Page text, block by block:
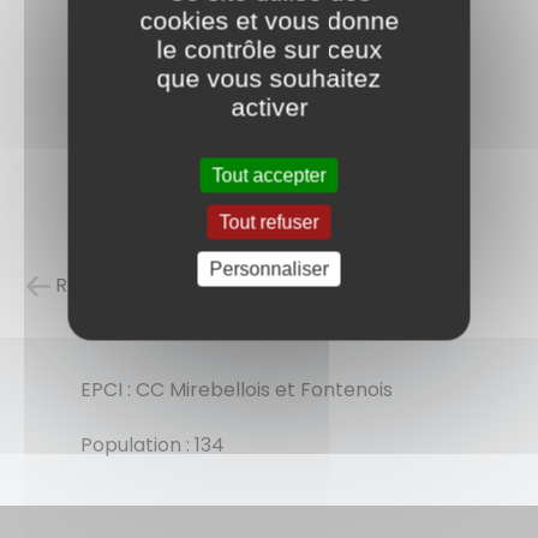
Retour à la liste des carnets d'adresses
EPCI : CC Mirebellois et Fontenois
Population : 134
cookies et vous donne
le contrôle sur ceux
que vous souhaitez
activer
Tout accepter
Tout refuser
Personnaliser